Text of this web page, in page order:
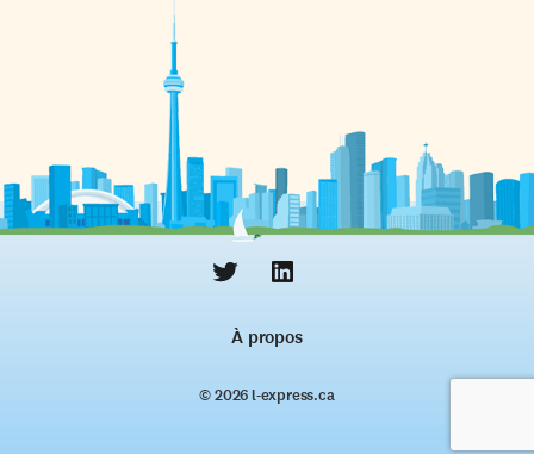
À propos
© 2026 l‑express.ca